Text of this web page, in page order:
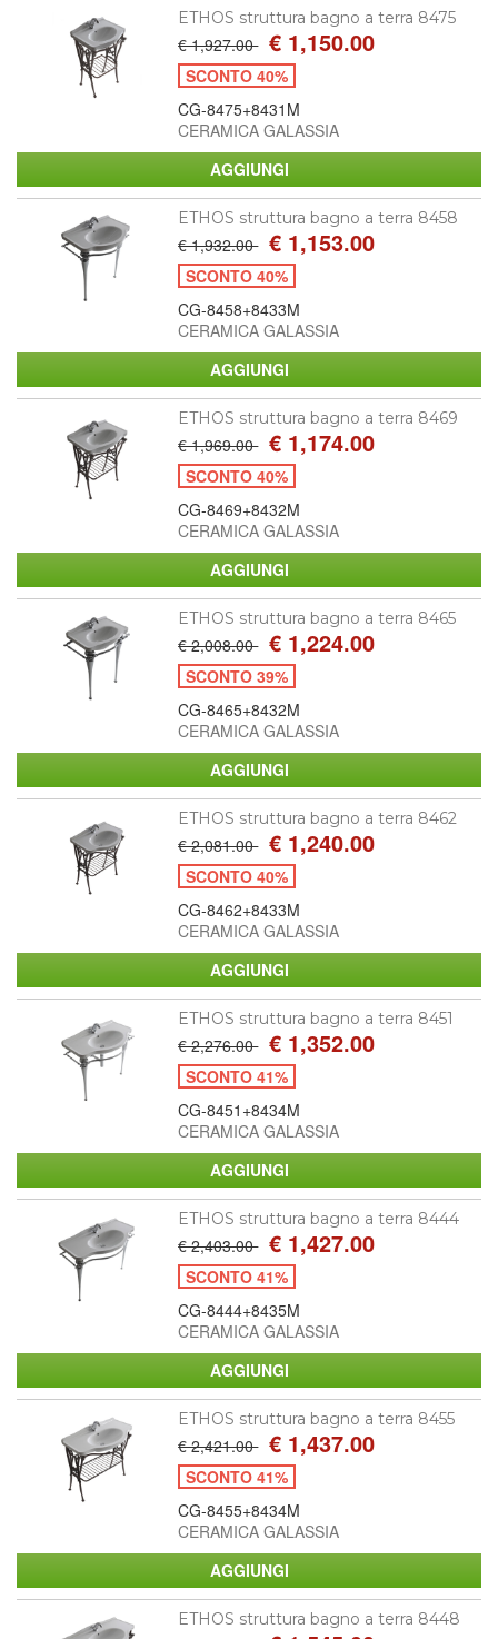
ETHOS struttura bagno a terra 8475
€ 1,927.00 € 1,150.00
SCONTO 40%
CG-8475+8431M
CERAMICA GALASSIA
ETHOS struttura bagno a terra 8458
€ 1,932.00 € 1,153.00
SCONTO 40%
CG-8458+8433M
CERAMICA GALASSIA
ETHOS struttura bagno a terra 8469
€ 1,969.00 € 1,174.00
SCONTO 40%
CG-8469+8432M
CERAMICA GALASSIA
ETHOS struttura bagno a terra 8465
€ 2,008.00 € 1,224.00
SCONTO 39%
CG-8465+8432M
CERAMICA GALASSIA
ETHOS struttura bagno a terra 8462
€ 2,081.00 € 1,240.00
SCONTO 40%
CG-8462+8433M
CERAMICA GALASSIA
ETHOS struttura bagno a terra 8451
€ 2,276.00 € 1,352.00
SCONTO 41%
CG-8451+8434M
CERAMICA GALASSIA
ETHOS struttura bagno a terra 8444
€ 2,403.00 € 1,427.00
SCONTO 41%
CG-8444+8435M
CERAMICA GALASSIA
ETHOS struttura bagno a terra 8455
€ 2,421.00 € 1,437.00
SCONTO 41%
CG-8455+8434M
CERAMICA GALASSIA
ETHOS struttura bagno a terra 8448